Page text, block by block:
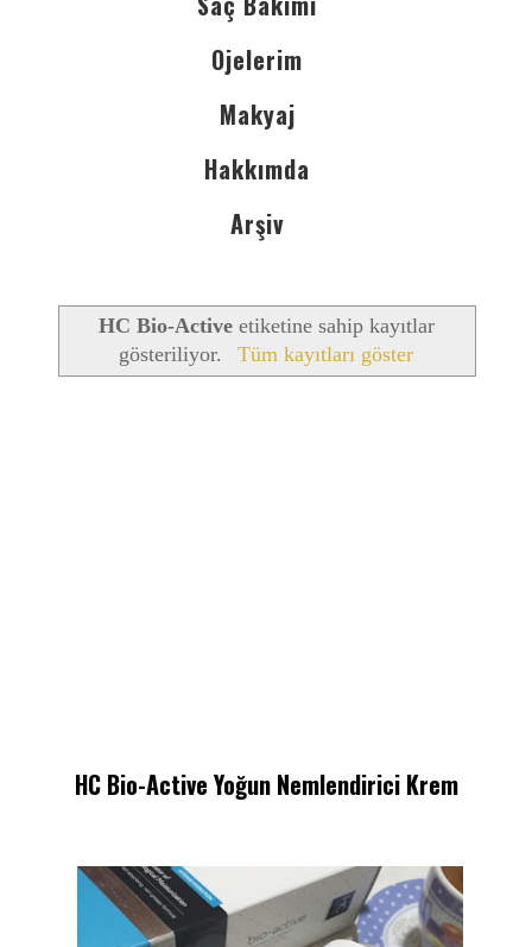
Ojelerim
Makyaj
Hakkımda
Arşiv
HC Bio-Activeetiketine sahip kayıtlar
gösteriliyor.
Tüm kayıtları göster
HC Bio-Active Yoğun Nemlendirici Krem